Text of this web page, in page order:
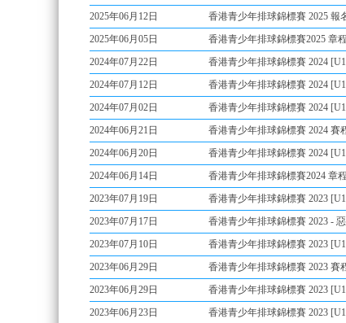
2025年06月12日
香港青少年排球錦標賽 2025 報
2025年06月05日
香港青少年排球錦標賽2025 章程
2024年07月22日
香港青少年排球錦標賽 2024
2024年07月12日
香港青少年排球錦標賽 2024
2024年07月02日
香港青少年排球錦標賽 2024
2024年06月21日
香港青少年排球錦標賽 2024 賽
2024年06月20日
香港青少年排球錦標賽 2024
2024年06月14日
香港青少年排球錦標賽2024 章
2023年07月19日
香港青少年排球錦標賽 2023
2023年07月17日
香港青少年排球錦標賽 2023 -
2023年07月10日
香港青少年排球錦標賽 2023
2023年06月29日
香港青少年排球錦標賽 2023 賽
2023年06月29日
香港青少年排球錦標賽 2023
2023年06月23日
香港青少年排球錦標賽 2023